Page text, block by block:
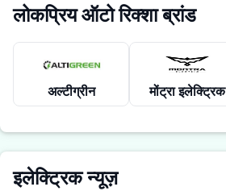
लोकप्रिय ऑटो रिक्शा ब्रांड
अल्टीग्रीन मोंट्रा इलेक्ट्रिक
इलेक्ट्रिक न्यूज़